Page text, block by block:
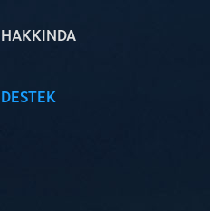
HAKKINDA
DESTEK